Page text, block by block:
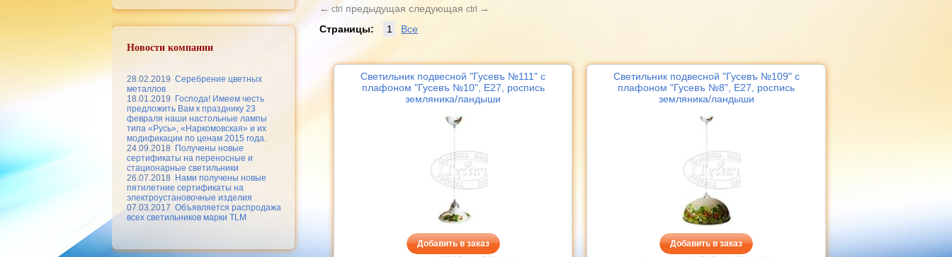
Новости компании
28.02.2019 Серебрение цветных
металлов
18.01.2019
Господа! Имеем честь
предложить Вам к празднику 23
февраля наши настольные лампы
типа «Русь», «Наркомовская» и их
модификации по ценам 2015 года.
24.09.2018
Получены новые
сертификаты на переносные и
стационарные светильники
26.07.2018
Нами получены новые
пятилетние сертификаты на
электроустановочные изделия
07.03.2017 Объявляется распродажа
всех светильников марки TLM
← ctrl предыдущая следующая ctrl
→
Страницы:
1 Все
Светильник подвесной "Гусевъ №111" с
плафоном "Гусевъ №10", Е27, роспись
земляника/ландыши
Добавить в заказ
Светильник подвесной "Гусевъ №109" с
плафоном "Гусевъ №8", Е27, роспись
земляника/ландыши
Добавить в заказ